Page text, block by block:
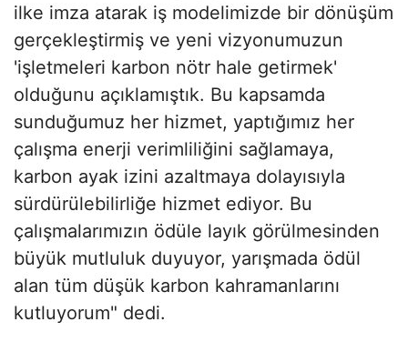
ilke imza atarak iş modelimizde bir dönüşüm
gerçekleştirmiş ve yeni vizyonumuzun
'işletmeleri karbon nötr hale getirmek'
olduğunu açıklamıştık. Bu kapsamda
sunduğumuz her hizmet, yaptığımız her
çalışma enerji verimliliğini sağlamaya,
karbon ayak izini azaltmaya dolayısıyla
sürdürülebilirliğe hizmet ediyor. Bu
çalışmalarımızın ödüle layık görülmesinden
büyük mutluluk duyuyor, yarışmada ödül
alan tüm düşük karbon kahramanlarını
kutluyorum" dedi.